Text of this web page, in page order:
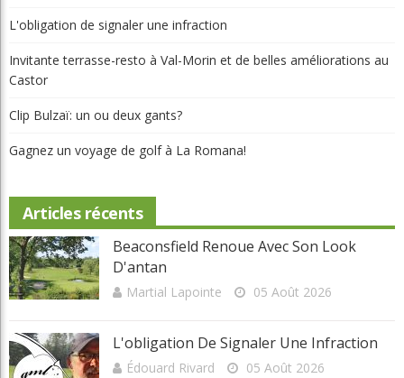
L'obligation de signaler une infraction
Invitante terrasse-resto à Val-Morin et de belles améliorations au
Castor
Clip Bulzaï: un ou deux gants?
Gagnez un voyage de golf à La Romana!
Articles récents
Beaconsfield Renoue Avec Son Look
D'antan
Martial Lapointe 05 Août 2026
L'obligation De Signaler Une Infraction
Édouard Rivard 05 Août 2026